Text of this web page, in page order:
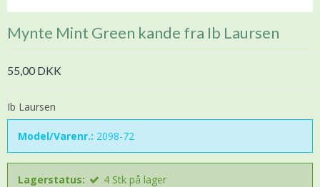
Mynte Mint Green kande fra Ib Laursen
55,00 DKK
Ib Laursen
Model/Varenr.: 2098-72
Lagerstatus: 4 Stk på lager